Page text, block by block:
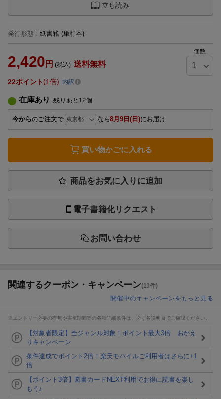
立ち読み
発行形態 ： 紙書籍 (単行本)
2,420 円 (税込) 送料無料
個数
22ポイント 1倍 内訳
在庫あり 残りあと 12個
今からのご注文で なら8月9日(日)にお届け
買い物かごに入れる
商品をお気に入りに追加
電子書籍化リクエスト
お問い合わせ
関連するクーポン・キャンペーン(10件)
開催中のキャンペーンをもっと見る
※エントリー必要の有無や実施期間等の各種詳細条件は、必ず各説明頁でご確認ください。
【対象者限定】全ジャンル対象！ポイント最大3倍 おかえ
りキャンペーン
条件達成でポイント2倍！楽天モバイルご利用者はさらに+1
倍
【ポイント3倍】図書カードNEXT利用でお得に読書を楽し
もう♪